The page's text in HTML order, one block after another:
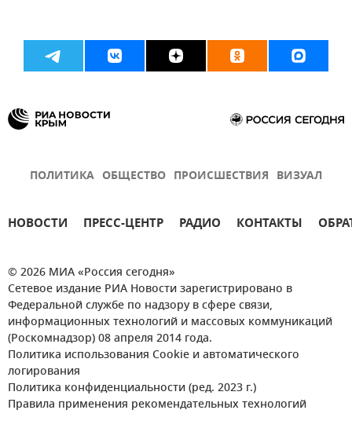
ПОЛИТИКА ОБЩЕСТВО ПРОИСШЕСТВИЯ ВИЗУАЛ
НОВОСТИ ПРЕСС-ЦЕНТР РАДИО КОНТАКТЫ
© 2026 МИА «Россия сегодня»
Сетевое издание РИА Новости зарегистрировано в
Федеральной службе по надзору в сфере связи,
информационных технологий и массовых коммуникаций
(Роскомнадзор) 08 апреля 2014 года.
Политика использования Cookie и автоматического
логирования
Политика конфиденциальности (ред. 2023 г.)
Правила применения рекомендательных технологий